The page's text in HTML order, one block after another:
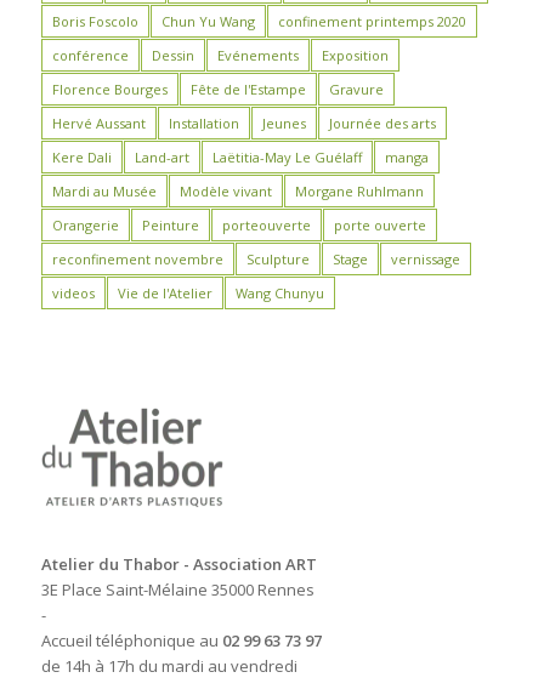
Boris Foscolo
Chun Yu Wang
confinement printemps 2020
conférence
Dessin Evénements
Exposition
Florence Bourges
Fête de l'Estampe
Gravure
Hervé Aussant
Installation Jeunes
Journée des arts
Kere Dali
Land-art Laëtitia-May Le Guélaff
manga
Mardi au Musée
Modèle vivant
Morgane Ruhlmann
Orangerie
Peinture porteouverte
porte ouverte
reconfinement novembre
Sculpture Stage
vernissage
videos
Vie de l'Atelier Wang Chunyu
Atelier du Thabor - Association ART
3E Place Saint-Mélaine 35000 Rennes
-
Accueil téléphonique au 02 99 63 73 97
de 14h à 17h du mardi au vendredi